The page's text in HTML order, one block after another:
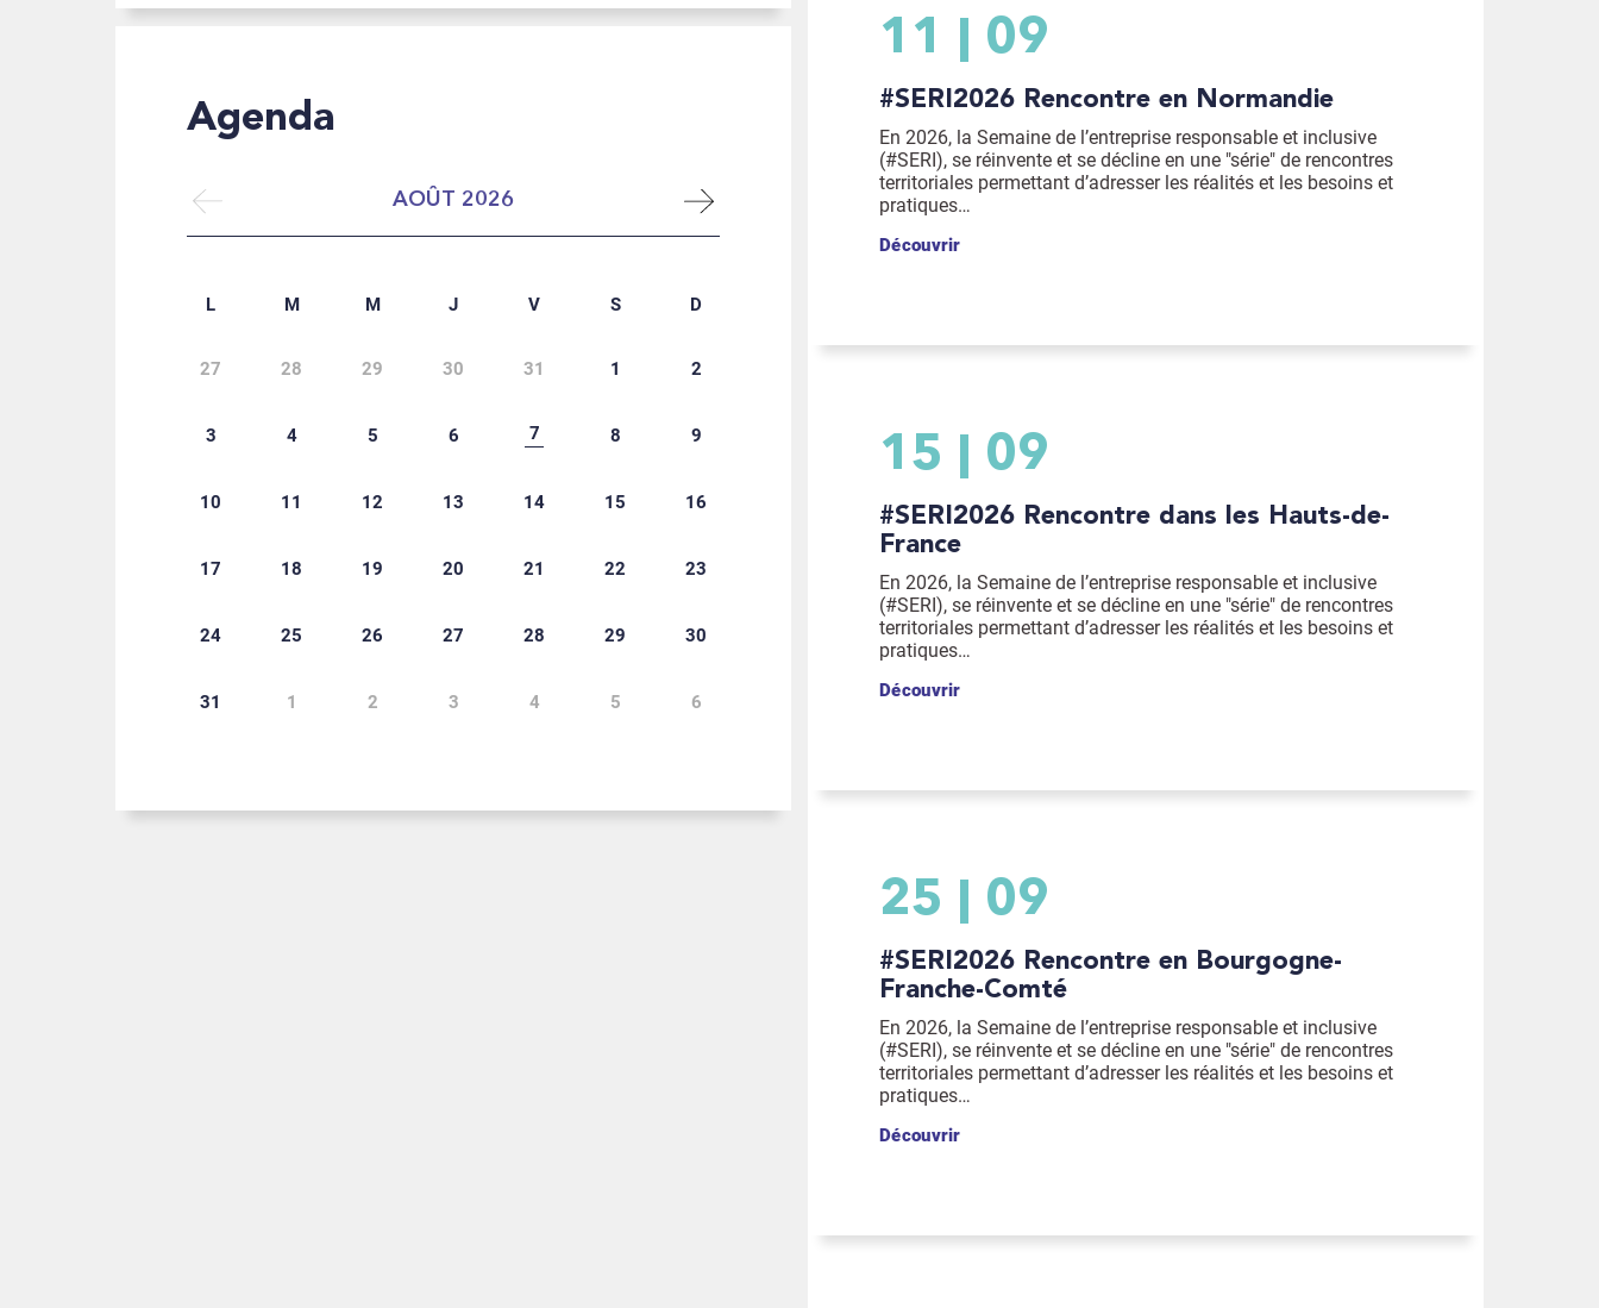
Agenda
AOÛT 2026
L M M J V S D
27 28 29 30 31 1 2
3 4 5 6 7 8 9
10 11 12 13 14 15 16
17 18 19 20 21 22 23
24 25 26 27 28 29 30
31 1 2 3 4 5 6
11 09
#SERI2026 Rencontre en Normandie
En 2026, la Semaine de l’entreprise responsable et inclusive
(#SERI), se réinvente et se décline en une "série" de rencontres
territoriales permettant d’adresser les réalités et les besoins et
pratiques…
Découvrir
15 09
#SERI2026 Rencontre dans les Hauts-de-
France
En 2026, la Semaine de l’entreprise responsable et inclusive
(#SERI), se réinvente et se décline en une "série" de rencontres
territoriales permettant d’adresser les réalités et les besoins et
pratiques…
Découvrir
25 09
#SERI2026 Rencontre en Bourgogne-
Franche-Comté
En 2026, la Semaine de l’entreprise responsable et inclusive
(#SERI), se réinvente et se décline en une "série" de rencontres
territoriales permettant d’adresser les réalités et les besoins et
pratiques…
Découvrir